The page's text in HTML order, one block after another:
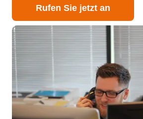
Rufen Sie jetzt an